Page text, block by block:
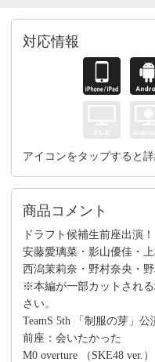
対応情報
アイコンをタップすると詳
商品コメント
ドラフト候補生前座出演！
安藤愛璃菜・影山優佳・
西潟茉莉奈・野村奈央・
※本編が一部カットされ
さい。
TeamS 5th 「制服の芽」公
前座：会いたかった
M0 overture （SKE48 ver.）